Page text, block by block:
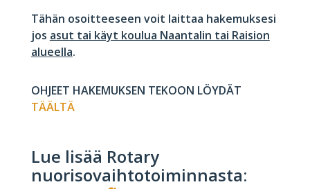
Tähän osoitteeseen voit laittaa hakemuksesi
jos asut tai käyt koulua Naantalin tai Raision
alueella.
OHJEET HAKEMUKSEN TEKOON LÖYDÄT
TÄÄLTÄ
Lue lisää Rotary
nuorisovaihtotoiminnasta: